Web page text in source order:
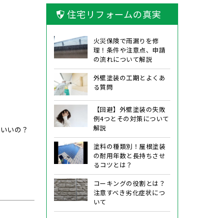
いの？
住宅リフォームの真実
火災保険で雨漏りを修
理！条件や注意点、申請
の流れについて解説
外壁塗装の工期とよくあ
る質問
【回避】外壁塗装の失敗
例4つとその対策について
解説
塗料の種類別！屋根塗装
の耐用年数と長持ちさせ
るコツとは？
コーキングの役割とは？
注意すべき劣化症状につ
いて